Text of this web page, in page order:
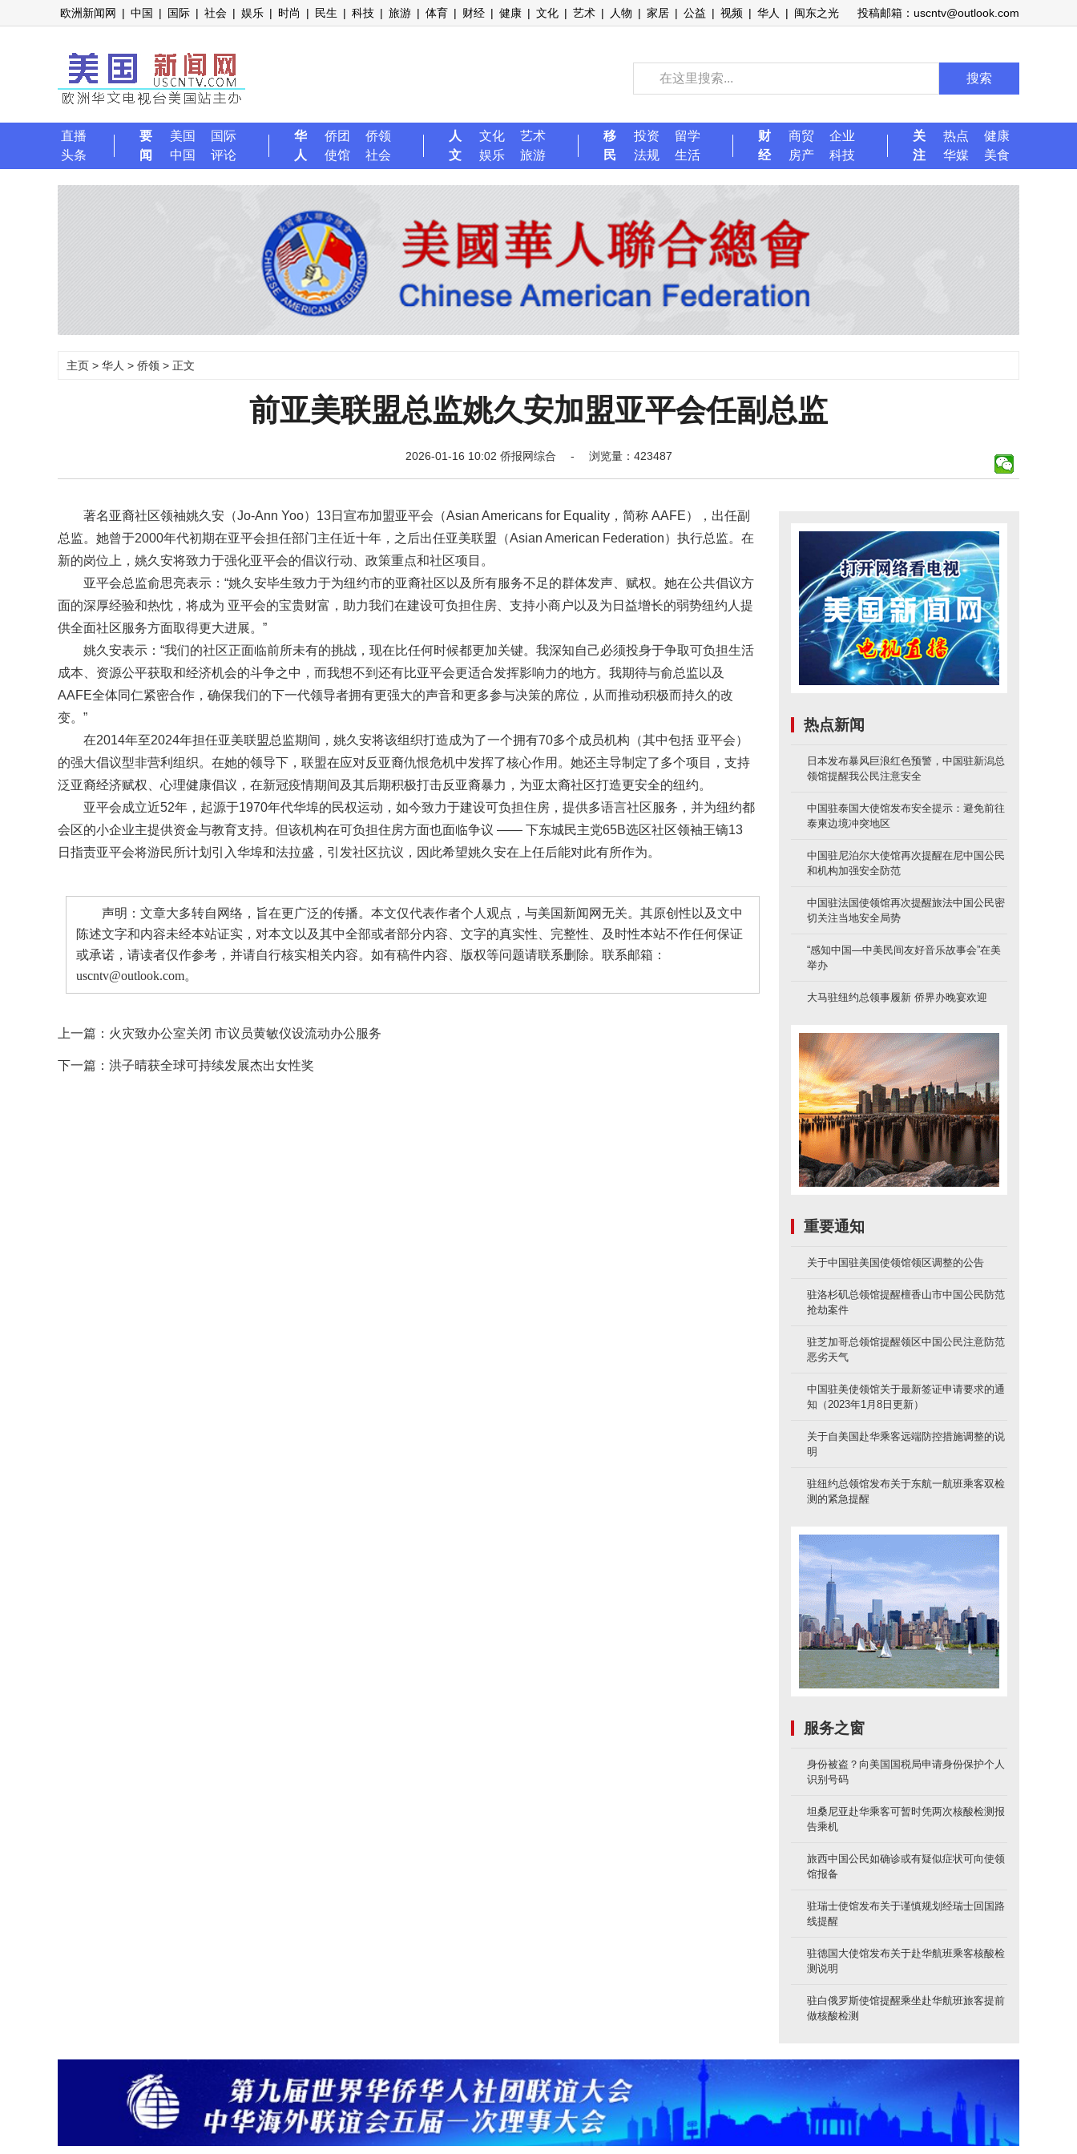
欧洲新闻网 | 中国 | 国际 | 社会 | 娱乐 | 时尚 | 民生 | 科技 | 旅游 | 体育 | 财经 | 健康 | 文化 | 艺术 | 人物 | 家居 | 公益 | 视频 | 华人 | 闽东之光 投稿邮箱：uscntv@outlook.com
搜索
直播
头条
要
闻
美国
国际
中国
评论
华
人
侨团
侨领
使馆
社会
人
文
文化
艺术
娱乐
旅游
移
民
投资
留学
法规
生活
财
经
商贸
企业
房产
科技
关
注
热点
健康
华媒
美食
主页 > 华人 > 侨领 > 正文
前亚美联盟总监姚久安加盟亚平会任副总监
2026-01-16 10:02 侨报网综合 - 浏览量：423487
著名亚裔社区领袖姚久安（Jo-Ann Yoo）13日宣布加盟亚平会（Asian Americans for Equality，简称 AAFE），出任副
总监。她曾于2000年代初期在亚平会担任部门主任近十年，之后出任亚美联盟（Asian American Federation）执行总监。在
新的岗位上，姚久安将致力于强化亚平会的倡议行动、政策重点和社区项目。
亚平会总监俞思亮表示：“姚久安毕生致力于为纽约市的亚裔社区以及所有服务不足的群体发声、赋权。她在公共倡议方
面的深厚经验和热忱，将成为 亚平会的宝贵财富，助力我们在建设可负担住房、支持小商户以及为日益增长的弱势纽约人提
供全面社区服务方面取得更大进展。”
姚久安表示：“我们的社区正面临前所未有的挑战，现在比任何时候都更加关键。我深知自己必须投身于争取可负担生活
成本、资源公平获取和经济机会的斗争之中，而我想不到还有比亚平会更适合发挥影响力的地方。我期待与俞总监以及
AAFE全体同仁紧密合作，确保我们的下一代领导者拥有更强大的声音和更多参与决策的席位，从而推动积极而持久的改
变。”
在2014年至2024年担任亚美联盟总监期间，姚久安将该组织打造成为了一个拥有70多个成员机构（其中包括 亚平会）
的强大倡议型非营利组织。在她的领导下，联盟在应对反亚裔仇恨危机中发挥了核心作用。她还主导制定了多个项目，支持
泛亚裔经济赋权、心理健康倡议，在新冠疫情期间及其后期积极打击反亚裔暴力，为亚太裔社区打造更安全的纽约。
亚平会成立近52年，起源于1970年代华埠的民权运动，如今致力于建设可负担住房，提供多语言社区服务，并为纽约都
会区的小企业主提供资金与教育支持。但该机构在可负担住房方面也面临争议 —— 下东城民主党65B选区社区领袖王镝13
日指责亚平会将游民所计划引入华埠和法拉盛，引发社区抗议，因此希望姚久安在上任后能对此有所作为。
声明：文章大多转自网络，旨在更广泛的传播。本文仅代表作者个人观点，与美国新闻网无关。其原创性以及文中
陈述文字和内容未经本站证实，对本文以及其中全部或者部分内容、文字的真实性、完整性、及时性本站不作任何保证
或承诺，请读者仅作参考，并请自行核实相关内容。如有稿件内容、版权等问题请联系删除。联系邮箱：
uscntv@outlook.com。
上一篇： 火灾致办公室关闭 市议员黄敏仪设流动办公服务
下一篇： 洪子晴获全球可持续发展杰出女性奖
热点新闻
日本发布暴风巨浪红色预警，中国驻新潟总
领馆提醒我公民注意安全
中国驻泰国大使馆发布安全提示：避免前往
泰柬边境冲突地区
中国驻尼泊尔大使馆再次提醒在尼中国公民
和机构加强安全防范
中国驻法国使领馆再次提醒旅法中国公民密
切关注当地安全局势
“感知中国—中美民间友好音乐故事会”在美
举办
大马驻纽约总领事履新 侨界办晚宴欢迎
重要通知
关于中国驻美国使领馆领区调整的公告
驻洛杉矶总领馆提醒檀香山市中国公民防范
抢劫案件
驻芝加哥总领馆提醒领区中国公民注意防范
恶劣天气
中国驻美使领馆关于最新签证申请要求的通
知（2023年1月8日更新）
关于自美国赴华乘客远端防控措施调整的说
明
驻纽约总领馆发布关于东航一航班乘客双检
测的紧急提醒
服务之窗
身份被盗？向美国国税局申请身份保护个人
识别号码
坦桑尼亚赴华乘客可暂时凭两次核酸检测报
告乘机
旅西中国公民如确诊或有疑似症状可向使领
馆报备
驻瑞士使馆发布关于谨慎规划经瑞士回国路
线提醒
驻德国大使馆发布关于赴华航班乘客核酸检
测说明
驻白俄罗斯使馆提醒乘坐赴华航班旅客提前
做核酸检测